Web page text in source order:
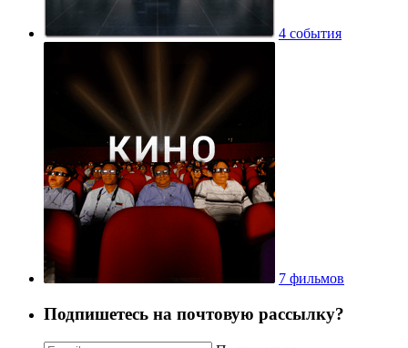
4 события
7 фильмов
Подпишетесь на почтовую рассылку?